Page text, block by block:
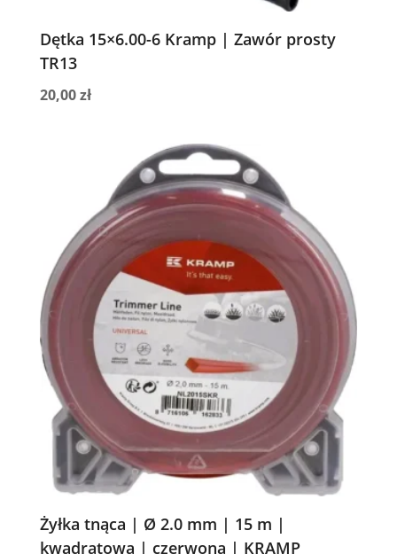
Dętka 15×6.00-6 Kramp | Zawór prosty
TR13
20,00zł
Żyłka tnąca | Ø 2.0 mm | 15 m |
kwadratowa | czerwona | KRAMP